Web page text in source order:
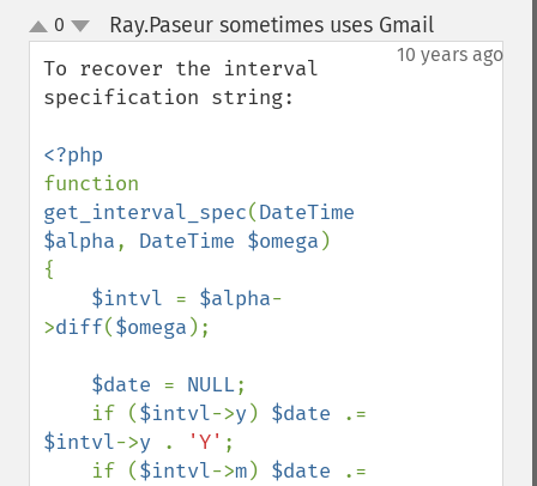
up
down
0 Ray.Paseur sometimes uses Gmail¶
10 years ago
To recover the interval
specification string:
get_interval_spec(DateTime
$alpha, DateTime $omega )
{
$intvl = $alpha-
>diff($omega );
$date = NULL;
    if (
$intvl->y ) $date
$intvl->y . 'Y' ;
    if (
$intvl->m) $date